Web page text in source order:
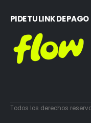
PIDE TU LINK DE PAGO
Todos los derechos